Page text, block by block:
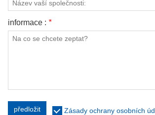
informace : *
předložit Zásady ochrany osobních